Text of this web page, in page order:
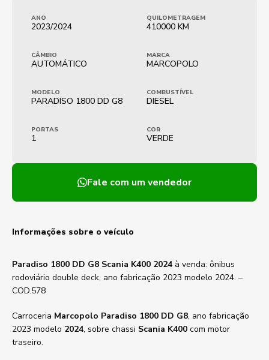
ANO
2023/2024
QUILOMETRAGEM
410000 KM
CÂMBIO
AUTOMÁTICO
MARCA
MARCOPOLO
MODELO
PARADISO 1800 DD G8
COMBUSTÍVEL
DIESEL
PORTAS
1
COR
VERDE
Fale com um vendedor
Informações sobre o veículo
Paradiso 1800 DD G8 Scania K400 2024 à venda: ônibus
rodoviário double deck, ano fabricação 2023 modelo 2024. –
COD.578
Carroceria Marcopolo Paradiso 1800 DD G8, ano fabricação
2023 modelo 2024, sobre chassi Scania K400 com motor
traseiro.